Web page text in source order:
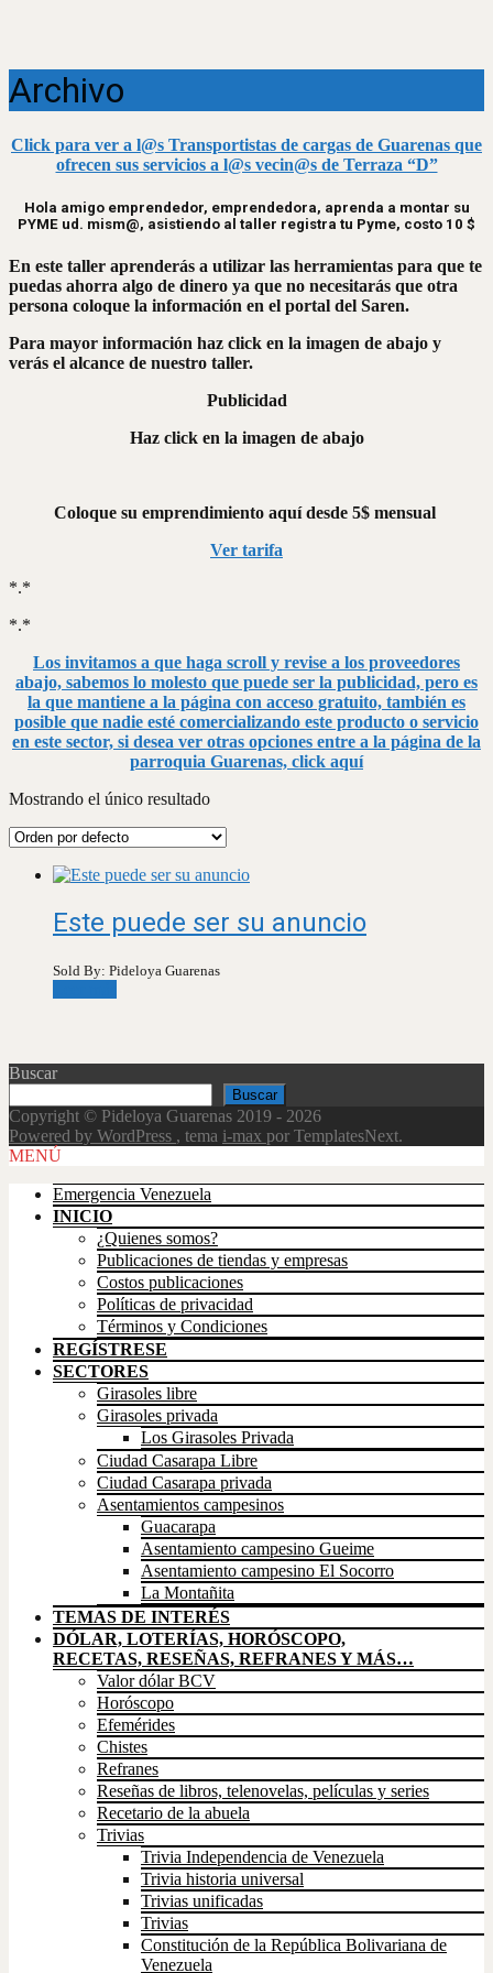
Archivo
Click para ver a l@s Transportistas de cargas de Guarenas que
ofrecen sus servicios a l@s vecin@s de Terraza “D”
Hola amigo emprendedor, emprendedora, aprenda a montar su
PYME ud. mism@, asistiendo al taller registra tu Pyme, costo 10 $
En este taller aprenderás a utilizar las herramientas para que te
puedas ahorra algo de dinero ya que no necesitarás que otra
persona coloque la información en el portal del Saren.
Para mayor información haz click en la imagen de abajo y
verás el alcance de nuestro taller.
Publicidad
Haz click en la imagen de abajo
Coloque su emprendimiento aquí desde 5$ mensual
Ver tarifa
*.*
*.*
Los invitamos a que haga scroll y revise a los proveedores
abajo, sabemos lo molesto que puede ser la publicidad, pero es
la que mantiene a la página con acceso gratuito, también es
posible que nadie esté comercializando este producto o servicio
en este sector, si desea ver otras opciones entre a la página de la
parroquia Guarenas, click aquí
Mostrando el único resultado
Este puede ser su anuncio
Sold By: Pideloya Guarenas
Buscar
Buscar
Copyright © Pideloya Guarenas 2019 - 2026
Powered by WordPress , tema i-max por TemplatesNext.
Scroll
MENÚ
Emergencia Venezuela
INICIO
¿Quienes somos?
Publicaciones de tiendas y empresas
Costos publicaciones
Políticas de privacidad
Términos y Condiciones
REGÍSTRESE
SECTORES
Girasoles libre
Girasoles privada
Los Girasoles Privada
Ciudad Casarapa Libre
Ciudad Casarapa privada
Asentamientos campesinos
Guacarapa
Asentamiento campesino Gueime
Asentamiento campesino El Socorro
La Montañita
TEMAS DE INTERÉS
DÓLAR, LOTERÍAS, HORÓSCOPO,
RECETAS, RESEÑAS, REFRANES Y MÁS…
Valor dólar BCV
Horóscopo
Efemérides
Chistes
Refranes
Reseñas de libros, telenovelas, películas y series
Recetario de la abuela
Trivias
Trivia Independencia de Venezuela
Trivia historia universal
Trivias unificadas
Trivias
Constitución de la República Bolivariana de
Venezuela